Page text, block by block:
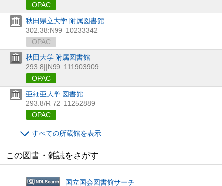
OPAC
秋田県立大学 附属図書館
302.38:N99 10233342
OPAC
秋田大学 附属図書館
293.8||N99 111903909
OPAC
亜細亜大学 図書館
293.8/R 72 11252889
OPAC
すべての所蔵館を表示
この図書・雑誌をさがす
国立国会図書館サーチ